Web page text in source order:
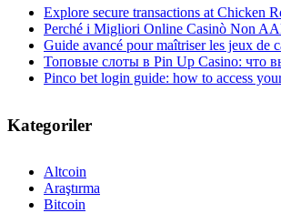
Explore secure transactions at Chicken
Perché i Migliori Online Casinò Non
Guide avancé pour maîtriser les jeux de
Топовые слоты в Pin Up Casino: что
Pinco bet login guide: how to access
Kategoriler
Altcoin
Araştırma
Bitcoin